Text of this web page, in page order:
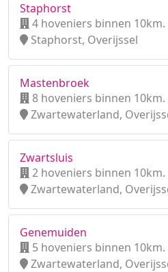
Staphorst
4 hoveniers binnen 10km.
Staphorst, Overijssel
Mastenbroek
8 hoveniers binnen 10km.
Zwartewaterland,
Zwartsluis
2 hoveniers binnen 10km.
Zwartewaterland,
Genemuiden
5 hoveniers binnen 10km.
Zwartewaterland,